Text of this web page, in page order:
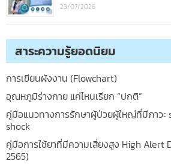
23/07/2026
สาระความรู้ยอดนิยม
การเขียนผังงาน (Flowchart)
อุณหภูมิร่างกาย แค่ไหนเรียก “ปกติ”
คู่มือแนวทางการรักษาผู้ป่วยผู้ใหญ่ที่มีภาวะ
shock
คู่มือการใช้ยาที่มีความเสี่ยงสูง High Alert
2565)